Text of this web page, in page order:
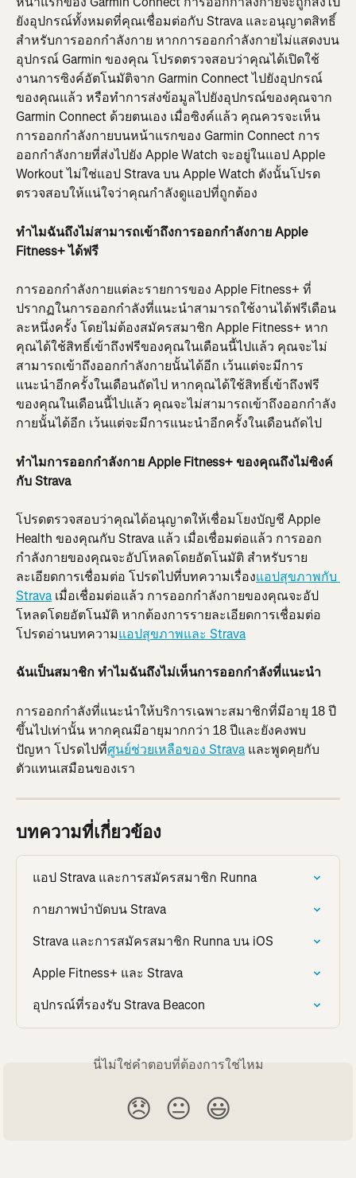
ยังอุปกรณ์ทั้งหมดที่คุณเชื่อมต่อกับ Strava และอนุญาตสิทธิ์
สำหรับการออกกำลังกาย หากการออกกำลังกายไม่แสดงบน
อุปกรณ์ Garmin ของคุณ โปรดตรวจสอบว่าคุณได้เปิดใช้
งานการซิงค์อัตโนมัติจาก Garmin Connect ไปยังอุปกรณ์
ของคุณแล้ว หรือทำการส่งข้อมูลไปยังอุปกรณ์ของคุณจาก
Garmin Connect ด้วยตนเอง เมื่อซิงค์แล้ว คุณควรจะเห็น
การออกกำลังกายบนหน้าแรกของ Garmin Connect การ
ออกกำลังกายที่ส่งไปยัง Apple Watch จะอยู่ในแอป Apple
Workout ไม่ใช่แอป Strava บน Apple Watch ดังนั้นโปรด
ตรวจสอบให้แน่ใจว่าคุณกำลังดูแอปที่ถูกต้อง
ทำไมฉันถึงไม่สามารถเข้าถึงการออกกำลังกาย Apple
Fitness+ ได้ฟรี
การออกกำลังกายแต่ละรายการของ Apple Fitness+ ที่
ปรากฏในการออกกำลังที่แนะนำสามารถใช้งานได้ฟรีเดือน
ละหนึ่งครั้ง โดยไม่ต้องสมัครสมาชิก Apple Fitness+ หาก
คุณได้ใช้สิทธิ์เข้าถึงฟรีของคุณในเดือนนี้ไปแล้ว คุณจะไม่
สามารถเข้าถึงออกกำลังกายนั้นได้อีก เว้นแต่จะมีการ
แนะนำอีกครั้งในเดือนถัดไป หากคุณได้ใช้สิทธิ์เข้าถึงฟรี
ของคุณในเดือนนี้ไปแล้ว คุณจะไม่สามารถเข้าถึงออกกำลัง
กายนั้นได้อีก เว้นแต่จะมีการแนะนำอีกครั้งในเดือนถัดไป
ทำไมการออกกำลังกาย Apple Fitness+ ของคุณถึงไม่ซิงค์
กับ Strava
โปรดตรวจสอบว่าคุณได้อนุญาตให้เชื่อมโยงบัญชี Apple
Health ของคุณกับ Strava แล้ว เมื่อเชื่อมต่อแล้ว การออก
กำลังกายของคุณจะอัปโหลดโดยอัตโนมัติ สำหรับราย
ละเอียดการเชื่อมต่อ โปรดไปที่บทความเรื่องแอปสุขภาพกับ
Strava เมื่อเชื่อมต่อแล้ว การออกกำลังกายของคุณจะอัป
โหลดโดยอัตโนมัติ หากต้องการรายละเอียดการเชื่อมต่อ
โปรดอ่านบทความแอปสุขภาพและ Strava
ฉันเป็นสมาชิก ทำไมฉันถึงไม่เห็นการออกกำลังที่แนะนำ
การออกกำลังที่แนะนำให้บริการเฉพาะสมาชิกที่มีอายุ 18 ปี
ขึ้นไปเท่านั้น หากคุณมีอายุมากกว่า 18 ปีและยังคงพบ
ปัญหา โปรดไปที่ศูนย์ช่วยเหลือของ Strava และพูดคุยกับ
ตัวแทนเสมือนของเรา
บทความที่เกี่ยวข้อง
แอป Strava และการสมัครสมาชิก Runna
กายภาพบำบัดบน Strava
Strava และการสมัครสมาชิก Runna บน iOS
Apple Fitness+ และ Strava
อุปกรณ์ที่รองรับ Strava Beacon
นี่ไม่ใช่คำตอบที่ต้องการใช่ไหม
😞 😐 😃